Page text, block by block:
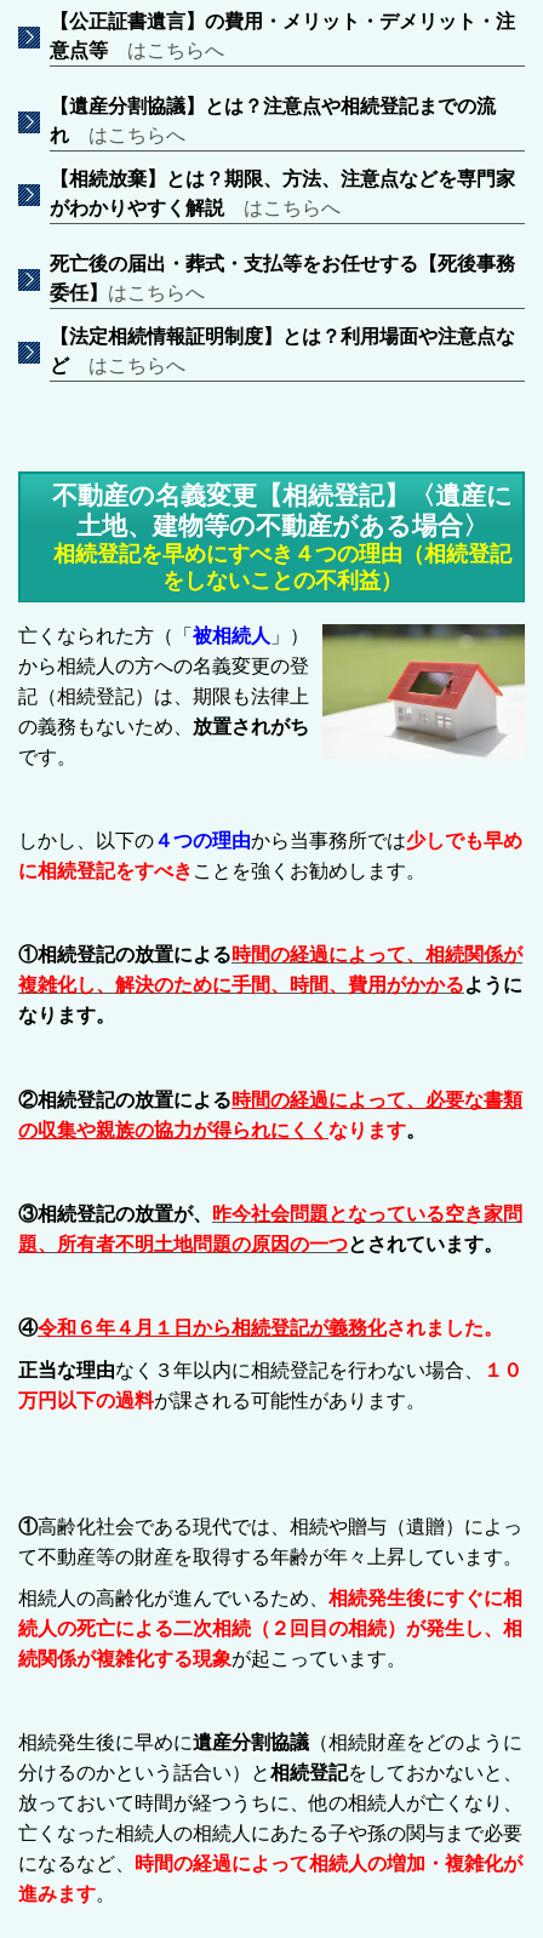
【公正証書遺言】の費用・メリット・デメリット・注
意点等 はこちらへ
【遺産分割協議】とは？注意点や相続登記までの流
れ はこちらへ
【相続放棄】とは？期限、方法、注意点などを専門家
がわかりやすく解説はこちらへ
死亡後の届出・葬式・支払等をお任せする【死後事務
委任】 はこちらへ
【法定相続情報証明制度】とは？利用場面や注意点な
どはこちらへ
不動産の名義変更【相続登記】〈遺産に
土地、建物等の不動産がある場合〉
相続登記を早めにすべき４つの理由（相続登記
をしないことの不利益）
亡くなられた方（「 被相続人 」）
から相続人の方への名義変更の登
記（相続登記）は、期限も法律上
の義務もないため、 放置されがち
です。
しかし、以下の４つの理由から当事務所では少しでも早め
に相続登記をすべき ことを強くお勧めします。
①相続登記の放置による時間の経過によって、相続関係が
複雑化し、解決のために手間、時間、費用がかかるように
なります。
②相続登記の放置による時間の経過によって、必要な書類
の収集や親族の協力が得られにくく なります。
③相続登記の放置が、
昨今社会問題となっている空き家問
題、所有者不明土地問題の原因の一つとされています。
④令和６年４月１日から相続登記が義務化されました。
正当な理由なく３年以内に相続登記を行わない場合、
１０
万円以下の過料が課される可能性があります。
①高齢化社会である現代では、相続や贈与（遺贈）によっ
て不動産等の財産を取得する年齢が年々上昇しています。
相続人の高齢化が進んでいるため、 相続発生後にすぐに相
続人の死亡による二次相続（２回目の相続）が発生し、相
続関係が複雑化する現象が起こっています。
相続発生後に早めに遺産分割協議 （相続財産をどのように
分けるのかという話合い）と相続登記をしておかないと、
放っておいて時間が経つうちに、他の相続人が亡くなり、
亡くなった相続人の相続人にあたる子や孫の関与まで必要
になるなど、
時間の経過によって相続人の増加・複雑化が
進みます。